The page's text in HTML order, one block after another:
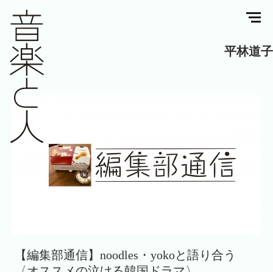
平林道子
【編集部通信】noodles・yokoと語り合う